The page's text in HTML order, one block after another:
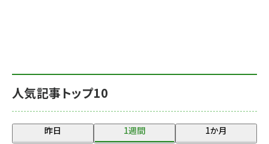
人気記事トップ10
昨日 1週間 1か月